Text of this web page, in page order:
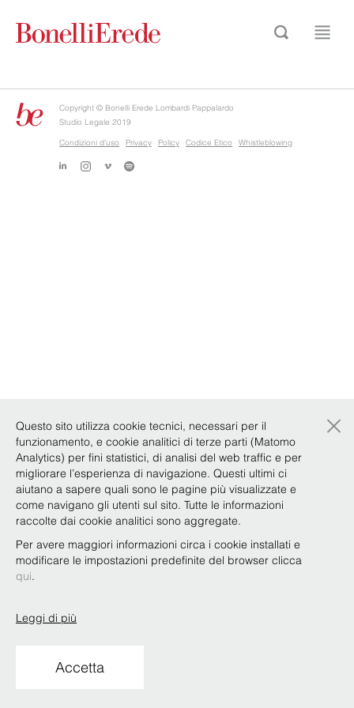
Copyright © Bonelli Erede Lombardi Pappalardo
Studio Legale 2019
Condizioni d'uso
Privacy Policy Codice Etico Whistleblowing
Questo sito utilizza cookie tecnici, necessari per il
funzionamento, e cookie analitici di terze parti (Matomo
Analytics) per fini statistici, di analisi del web traffic e per
migliorare l’esperienza di navigazione. Questi ultimi ci
aiutano a sapere quali sono le pagine più visualizzate e
come navigano gli utenti sul sito. Tutte le informazioni
raccolte dai cookie analitici sono aggregate.
Per avere maggiori informazioni circa i cookie installati e
modificare le impostazioni predefinite del browser clicca
qui.
Leggi di più
Accetta
×